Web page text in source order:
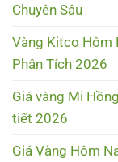
Chuyên Sâu
Vàng Kitco Hôm
Phân Tích 2026
Giá vàng Mi
tiết 2026
Giá Vàng Hôm